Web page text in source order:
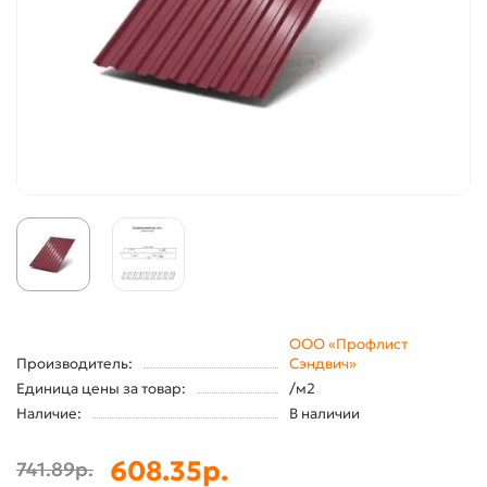
Производитель:
ООО «Профлист
Сэндвич»
Единица цены за товар:
/м2
Наличие:
В наличии
741.89р. 608.35р.